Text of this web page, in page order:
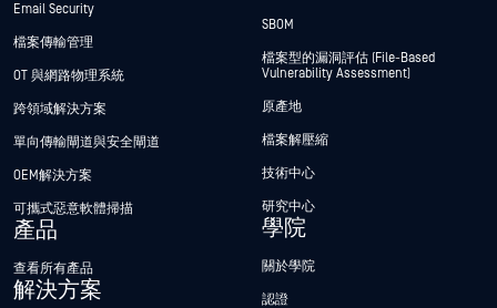
Email Security
檔案傳輸管理
OT 與網路物理系統
跨領域解決方案
單向傳輸閘道與安全閘道
OEM解決方案
可攜式惡意軟體掃描
產品
查看所有產品
解決方案
SBOM
檔案型的漏洞評估 (File-Based
Vulnerability Assessment)
原產地
檔案解壓縮
技術中心
研究中心
學院
關於學院
認證